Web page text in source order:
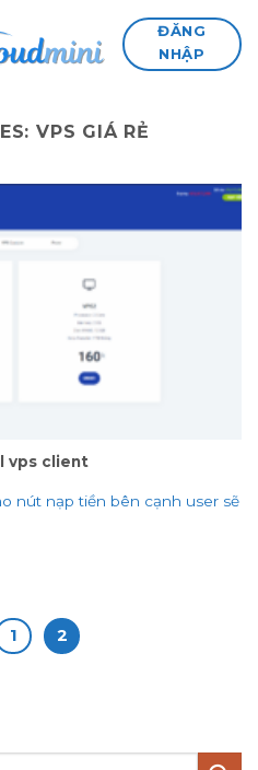
ĐĂNG
NHẬP
VPS GIÁ RẺ
vps client
nút nạp tiền bên cạnh user sẽ
1 2